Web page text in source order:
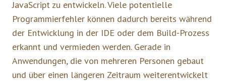
JavaScript zu entwickeln. Viele potentielle
Programmierfehler können dadurch bereits während
der Entwicklung in der IDE oder dem Build-Prozess
erkannt und vermieden werden. Gerade in
Anwendungen, die von mehreren Personen gebaut
und über einen längeren Zeitraum weiterentwickelt